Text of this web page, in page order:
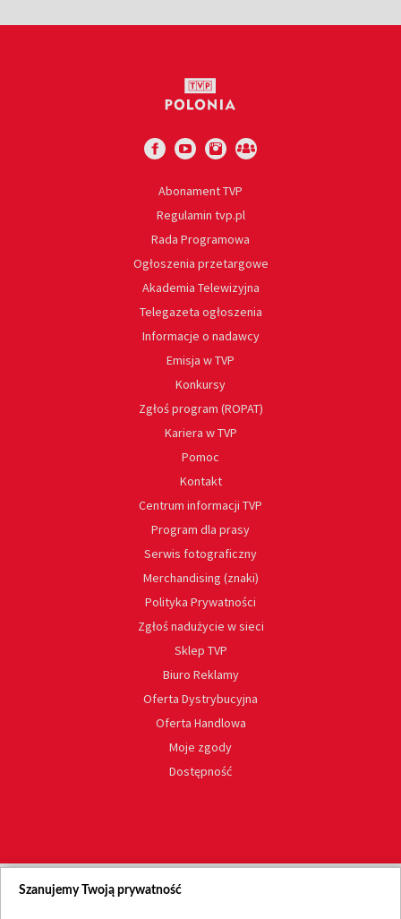
Abonament TVP
Regulamin tvp.pl
Rada Programowa
Ogłoszenia przetargowe
Akademia Telewizyjna
Telegazeta ogłoszenia
Informacje o nadawcy
Emisja w TVP
Konkursy
Zgłoś program (ROPAT)
Kariera w TVP
Pomoc
Kontakt
Centrum informacji TVP
Program dla prasy
Serwis fotograficzny
Merchandising (znaki)
Polityka Prywatności
Zgłoś nadużycie w sieci
Sklep TVP
Biuro Reklamy
Oferta Dystrybucyjna
Oferta Handlowa
Moje zgody
Dostępność
Szanujemy Twoją prywatność